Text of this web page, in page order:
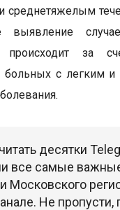
среднетяжелым
за
больных с легким
десятки
все самые
Московского
Не